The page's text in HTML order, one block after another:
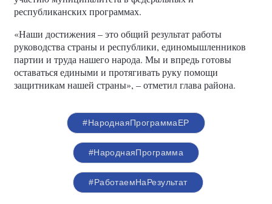
республиканских программах.
«Наши достижения – это общий результат работы
руководства страны и республики, единомышленников
партии и труда нашего народа. Мы и впредь готовы
оставаться едиными и протягивать руку помощи
защитникам нашей страны», – отметил глава района.
#НароднаяПрограммаЕР
#НароднаяПрограмма
#РаботаемНаРезультат